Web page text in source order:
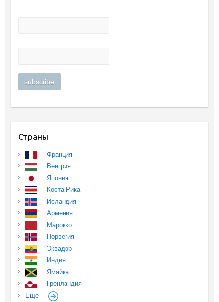
Страны
Франция
Венгрия
Япония
Коста-Рика
Исландия
Армения
Марокко
Норвегия
Эквадор
Индия
Ямайка
Гренландия
Еще